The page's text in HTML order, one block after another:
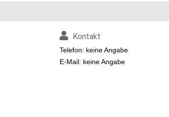
Kontakt
Telefon: keine Angabe
E-Mail: keine Angabe